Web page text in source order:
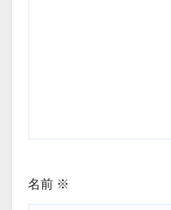
名前 ※